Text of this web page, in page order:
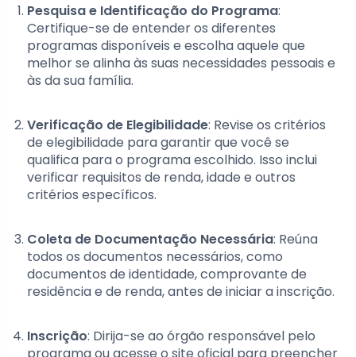
Pesquisa e Identificação do Programa:
Certifique-se de entender os diferentes
programas disponíveis e escolha aquele que
melhor se alinha às suas necessidades pessoais e
às da sua família.
Verificação de Elegibilidade: Revise os critérios
de elegibilidade para garantir que você se
qualifica para o programa escolhido. Isso inclui
verificar requisitos de renda, idade e outros
critérios específicos.
Coleta de Documentação Necessária: Reúna
todos os documentos necessários, como
documentos de identidade, comprovante de
residência e de renda, antes de iniciar a inscrição.
Inscrição: Dirija-se ao órgão responsável pelo
programa ou acesse o site oficial para preencher